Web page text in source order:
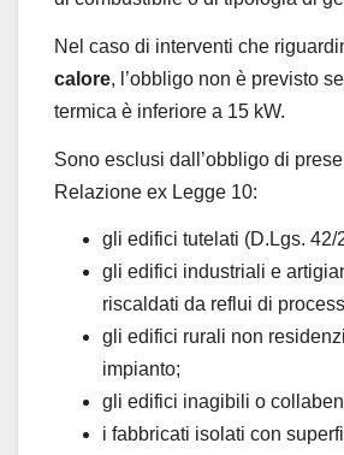
Nel caso di interventi che
calore, l’obbligo non è previsto
termica è inferiore a 15 kW.
Sono esclusi dall’obbligo di
Relazione ex Legge 10:
gli edifici tutelati (D.Lgs. 42/
gli edifici industriali e
riscaldati da reflui di
gli edifici rurali non
impianto;
gli edifici inagibili o
i fabbricati isolati con